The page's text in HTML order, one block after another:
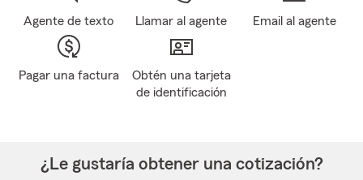
Agente de texto Llamar al agente Email al agente
Pagar una factura
Obtén una tarjeta
de identificación
¿Le gustaría obtener una cotización?